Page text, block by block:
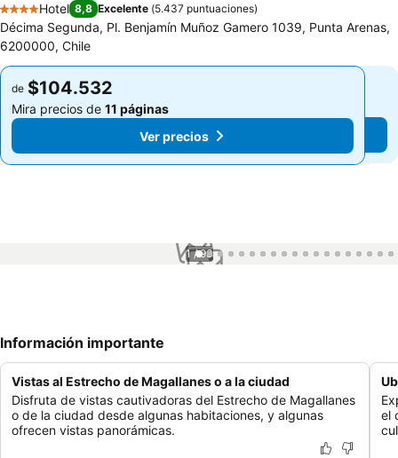
4 Estrellas
Hotel 8,8 Excelente (5.437 puntuaciones)
Décima Segunda, Pl. Benjamín Muñoz Gamero 1039, Punta Arenas,
6200000, Chile
de $104.532
Mira precios de 11 páginas
Ver precios
de $104.532
Mira precios de 11 páginas
Ver precios
1 / 93
Información importante
Vistas al Estrecho de Magallanes o a la ciudad
Disfruta de vistas cautivadoras del Estrecho de Magallanes
o de la ciudad desde algunas habitaciones, y algunas
ofrecen vistas panorámicas.
el